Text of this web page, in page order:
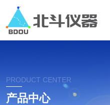
PRODUCT CENTER
产品中心